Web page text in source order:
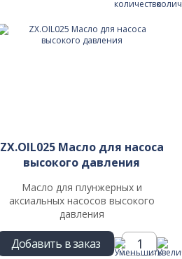
ZX.OIL025 Масло для насоса
высокого давления
Масло для плунжерных и
аксиальных насосов высокого
давления
Добавить в заказ